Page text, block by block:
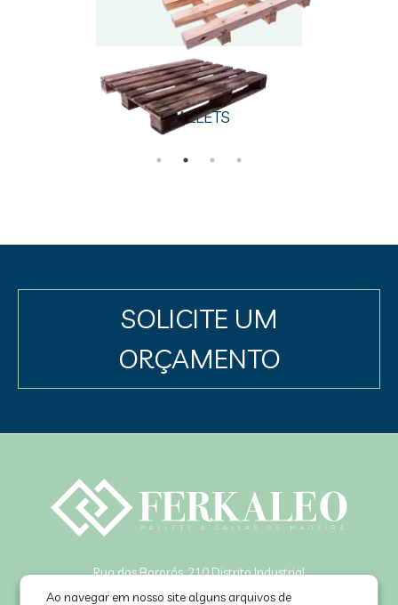
PALLETS
SOLICITE UM
ORÇAMENTO
Rua dos Bororós, 210 Distrito Industrial
Joinville-SC | CEP: 89239-290
Ao navegar em nosso site alguns arquivos de